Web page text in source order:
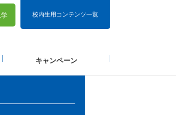
校内生用コンテンツ一覧
キャンペーン